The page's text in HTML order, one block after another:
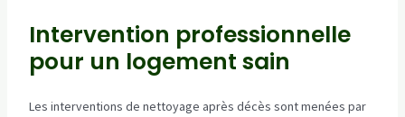
Intervention professionnelle
pour un logement sain
Les interventions de nettoyage après décès sont menées par